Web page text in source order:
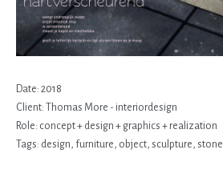
Date: 2018
Client: Thomas More - interiordesign
Role: concept + design + graphics + realization
Tags: design furniture object sculpture stone